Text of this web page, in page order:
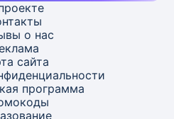
о нас
сайта
программа